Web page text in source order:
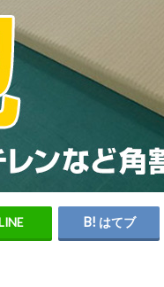
はてブ